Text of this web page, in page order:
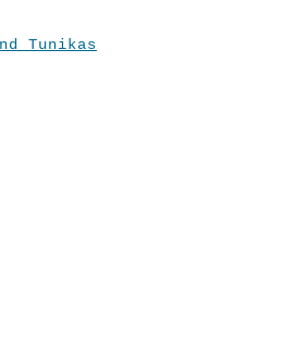
Tunikas